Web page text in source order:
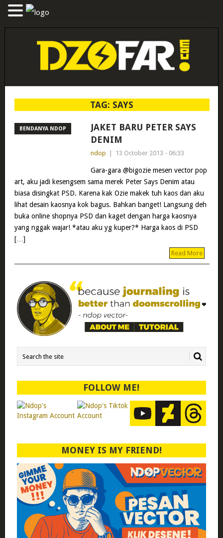
TAG: SAYS
BENDANYA NDOP
JAKET BARU PETER SAYS
DENIM
ndop 13 October 2013 - 06:33
Gara-gara @bigozie mesen vector pop
art, aku jadi kesengsem sama merek Peter Says Denim atau
biasa disingkat PSD. Karena kak Ozie makek tuh kaos dan aku
lihat desain kaosnya kok bagus. Bahkan banget! Langsung deh
buka online shopnya PSD dan kaget dengan harga kaosnya
yang nggak wajar! *atau aku yg kuper?* Harga kaos di PSD
[…]
Read More
FOLLOW ME!
MONEY IS MY FRIEND!